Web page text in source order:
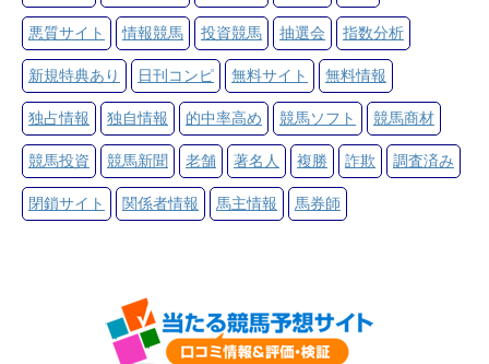
悪質サイト 情報競馬 投資競馬 抽選会 指数分析
新規特典あり 日刊コンピ 無料サイト 無料情報
独占情報 独自情報 的中率高め 競馬ソフト 競馬商材
競馬投資 競馬新聞 老舗 著名人 複勝 詐欺 調査済み
閉鎖サイト 関係者情報 馬主情報 馬券師